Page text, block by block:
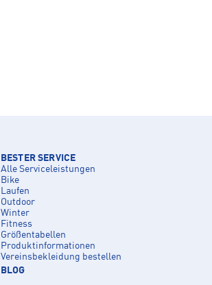
BESTER SERVICE
Alle Serviceleistungen
Bike
Laufen
Outdoor
Winter
Fitness
Größentabellen
Produktinformationen
Vereinsbekleidung bestellen
BLOG